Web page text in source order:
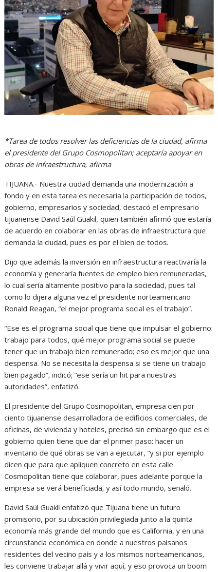
*Tarea de todos resolver las deficiencias de la ciudad, afirma
el presidente del Grupo Cosmopolitan; aceptaría apoyar en
obras de infraestructura, afirma
TIJUANA.- Nuestra ciudad demanda una modernización a
fondo y en esta tarea es necesaria la participación de todos,
gobierno, empresarios y sociedad, destacó el empresario
tijuanense David Saúl Guakil, quien también afirmó que estaría
de acuerdo en colaborar en las obras de infraestructura que
demanda la ciudad, pues es por el bien de todos.
Dijo que además la inversión en infraestructura reactivaría la
economía y generaría fuentes de empleo bien remuneradas,
lo cual sería altamente positivo para la sociedad, pues tal
como lo dijera alguna vez el presidente norteamericano
Ronald Reagan, “el mejor programa social es el trabajo”.
“Ese es el programa social que tiene que impulsar el gobierno:
trabajo para todos, qué mejor programa social se puede
tener que un trabajo bien remunerado; eso es mejor que una
despensa. No se necesita la despensa si se tiene un trabajo
bien pagado”, indicó; “ese sería un hit para nuestras
autoridades”, enfatizó.
El presidente del Grupo Cosmopolitan, empresa cien por
ciento tijuanense desarrolladora de edificios comerciales, de
oficinas, de vivienda y hoteles, precisó sin embargo que es el
gobierno quien tiene que dar el primer paso: hacer un
inventario de qué obras se van a ejecutar, “y si por ejemplo
dicen que para que apliquen concreto en esta calle
Cosmopolitan tiene que colaborar, pues adelante porque la
empresa se verá beneficiada, y así todo mundo, señaló.
David Saúl Guakil enfatizó que Tijuana tiene un futuro
promisorio, por su ubicación privilegiada junto a la quinta
economía más grande del mundo que es California, y en una
circunstancia económica en donde a nuestros paisanos
residentes del vecino país y a los mismos norteamericanos,
les conviene trabajar allá y vivir aquí, y eso provoca un boom